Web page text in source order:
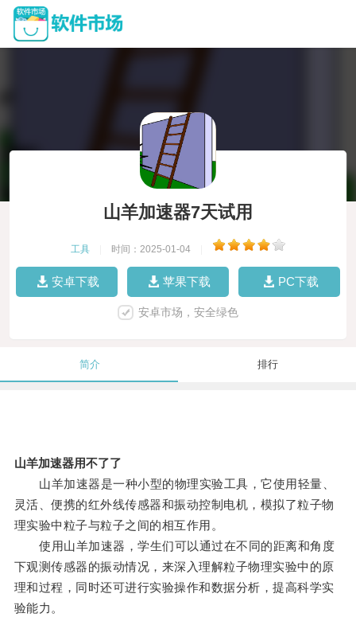
山羊加速器7天试用
工具 时间：2025-01-04
安卓下载 苹果下载 PC下载
安卓市场，安全绿色
简介 排行
山羊加速器用不了了
山羊加速器是一种小型的物理实验工具，它使用轻量、
灵活、便携的红外线传感器和振动控制电机，模拟了粒子物
理实验中粒子与粒子之间的相互作用。
使用山羊加速器，学生们可以通过在不同的距离和角度
下观测传感器的振动情况，来深入理解粒子物理实验中的原
理和过程，同时还可进行实验操作和数据分析，提高科学实
验能力。